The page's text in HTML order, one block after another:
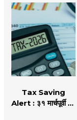
किंग’ डॉ. रवी पंडीत यांचे
Tax Saving
Alert : ३१ मार्चपूर्वी पूर्ण